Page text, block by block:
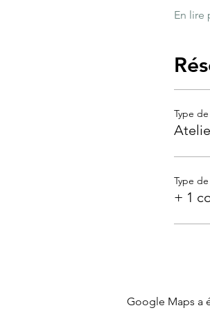
En lire
Type
Type
+ 1
Google Maps a